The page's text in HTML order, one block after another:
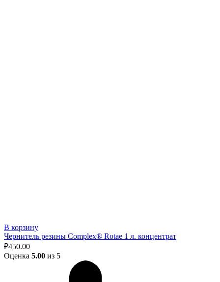
В корзину
Чернитель резины Complex® Rotae 1 л. концентрат
₽450.00
Оценка 5.00 из 5